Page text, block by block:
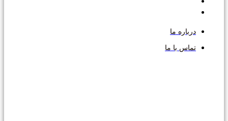
درباره ما
تماس با ما